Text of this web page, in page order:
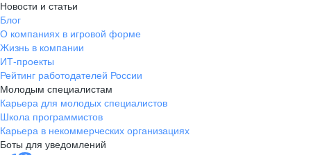
Новости и статьи
Блог
О компаниях в игровой форме
Жизнь в компании
ИТ-проекты
Рейтинг работодателей России
Молодым специалистам
Карьера для молодых специалистов
Школа программистов
Карьера в некоммерческих организациях
Боты для уведомлений